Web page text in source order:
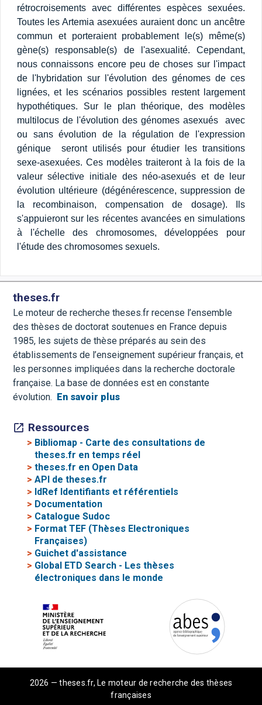
rétrocroisements avec différentes espèces sexuées.
Toutes les Artemia asexuées auraient donc un ancêtre
commun et porteraient probablement le(s) même(s)
gène(s) responsable(s) de l'asexualité. Cependant,
nous connaissons encore peu de choses sur l'impact
de l'hybridation sur l'évolution des génomes de ces
lignées, et les scénarios possibles restent largement
hypothétiques. Sur le plan théorique, des modèles
multilocus de l'évolution des génomes asexués  avec
ou sans évolution de la régulation de l'expression
génique  seront utilisés pour étudier les transitions
sexe-asexuées. Ces modèles traiteront à la fois de la
valeur sélective initiale des néo-asexués et de leur
évolution ultérieure (dégénérescence, suppression de
la recombinaison, compensation de dosage). Ils
s'appuieront sur les récentes avancées en simulations
à l'échelle des chromosomes, développées pour
l'étude des chromosomes sexuels.
theses.fr
Le moteur de recherche theses.fr recense l’ensemble
des thèses de doctorat soutenues en France depuis
1985, les sujets de thèse préparés au sein des
établissements de l’enseignement supérieur français, et
les personnes impliquées dans la recherche doctorale
française. La base de données est en constante
évolution.
En savoir plus
Ressources
> Bibliomap - Carte des consultations de
theses.fr en temps réel
>theses.fr en Open Data
>API de theses.fr
> IdRef Identifiants et référentiels
> Documentation
> Catalogue Sudoc
> Format TEF (Thèses Electroniques
Françaises)
> Guichet d'assistance
> Global ETD Search - Les thèses
électroniques dans le monde
2026 — theses.fr, Le moteur de recherche des thèses
françaises